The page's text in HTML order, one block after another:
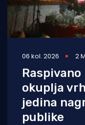
06 kol. 2026 2
okuplja
jedina
publike